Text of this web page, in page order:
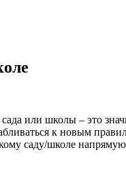
или школы – это
к новым
саду/школе